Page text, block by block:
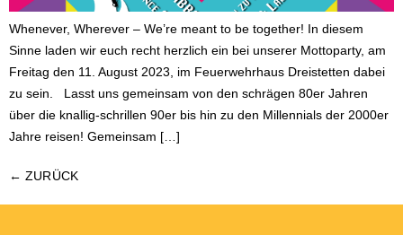
Whenever, Wherever – We’re meant to be together! In diesem
Sinne laden wir euch recht herzlich ein bei unserer Mottoparty, am
Freitag den 11. August 2023, im Feuerwehrhaus Dreistetten dabei
zu sein. Lasst uns gemeinsam von den schrägen 80er Jahren
über die knallig-schrillen 90er bis hin zu den Millennials der 2000er
Jahre reisen! Gemeinsam […]
← ZURÜCK